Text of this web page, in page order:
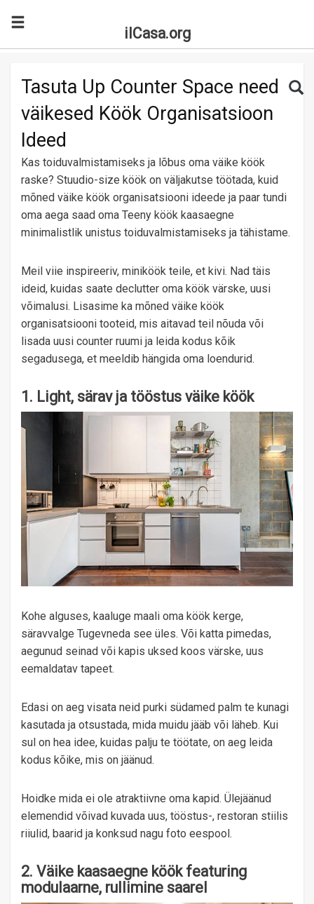
ilCasa.org
Search for:
Tasuta Up Counter Space need
väikesed Köök Organisatsioon
Ideed
Kas toiduvalmistamiseks ja lõbus oma väike köök
raske? Stuudio-size köök on väljakutse töötada, kuid
mõned väike köök organisatsiooni ideede ja paar tundi
oma aega saad oma Teeny köök kaasaegne
minimalistlik unistus toiduvalmistamiseks ja tähistame.
Meil viie inspireeriv, miniköök teile, et kivi. Nad täis
ideid, kuidas saate declutter oma köök värske, uusi
võimalusi. Lisasime ka mõned väike köök
organisatsiooni tooteid, mis aitavad teil nõuda või
lisada uusi counter ruumi ja leida kodus kõik
segadusega, et meeldib hängida oma loendurid.
1. Light, särav ja tööstus väike köök
Kohe alguses, kaaluge maali oma köök kerge,
säravvalge Tugevneda see üles. Või katta pimedas,
aegunud seinad või kapis uksed koos värske, uus
eemaldatav tapeet.
Edasi on aeg visata neid purki südamed palm te kunagi
kasutada ja otsustada, mida muidu jääb või läheb. Kui
sul on hea idee, kuidas palju te töötate, on aeg leida
kodus kõike, mis on jäänud.
Hoidke mida ei ole atraktiivne oma kapid. Ülejäänud
elemendid võivad kuvada uus, tööstus-, restoran stiilis
riiulid, baarid ja konksud nagu foto eespool.
2. Väike kaasaegne köök featuring
modulaarne, rullimine saarel